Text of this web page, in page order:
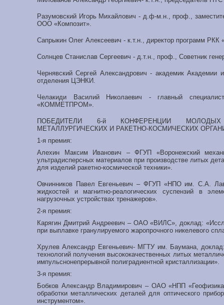
Разумовский Игорь Михайлович - д.ф-м.н., проф.,
ООО «Композит».
Сапрыкин Олег Алексеевич - к.т.н., директор программ РКК
Солнцев Станислав Сергеевич - д.т.н., проф., Советник
Чернявский Сергей Александрович - академик Академии
отделения ЦЭНКИ.
Челакиди Василий Николаевич - главный
«КОММЕТПРОМ».
ПОБЕДИТЕЛИ 6-й КОНФЕРЕНЦИИ
МЕТАЛЛУРГИЧЕСКИХ И РАКЕТНО-КОСМИЧЕСКИХ
1-я премия:
Алехин Максим Иванович – ФГУП «Воронежский
ультрадисперсных материалов при производстве литых
для изделий ракетно-космической техники».
Овчинников Павел Евгеньевич – ФГУП «НПО им. С.А.
жидкостей и магнитно-реалогических суспензий в
нагрузочных устройствах тренажеров».
2-я премия:
Карягин Дмитрий Андреевич – ОАО «ВИЛС», доклад:
при выплавке гранулируемого жаропрочного никелевого
Хрулев Александр Евгеньевич- МГТУ им. Баумана,
технологий получения высококачественных литых
импульснонепрерывной полиградиентной кристаллизации».
3-я премия:
Бобков Александр Владимирович – ОАО «НПП
обработки металлических деталей для оптического
инструментом».